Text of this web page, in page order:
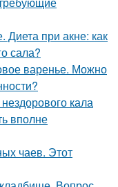
Диета при акне: как
сала?
варенье. Можно
кала
вполне
чаев. Этот